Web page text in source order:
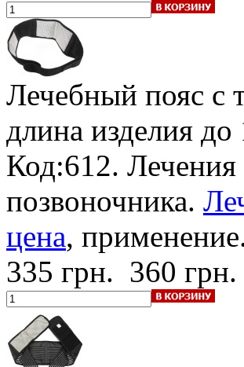
Лечебный пояс с
длина изделия до
Код:612. Лечения
позвоночника.
цена,
335 грн. 360 грн.